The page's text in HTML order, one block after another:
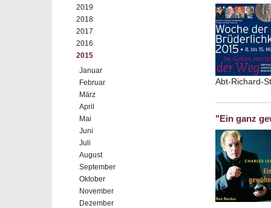
2019
2018
2017
2016
2015
Januar
Februar
März
April
Mai
Juni
Juli
August
September
Oktober
November
Dezember
Abt-Richard-
"Ein ganz